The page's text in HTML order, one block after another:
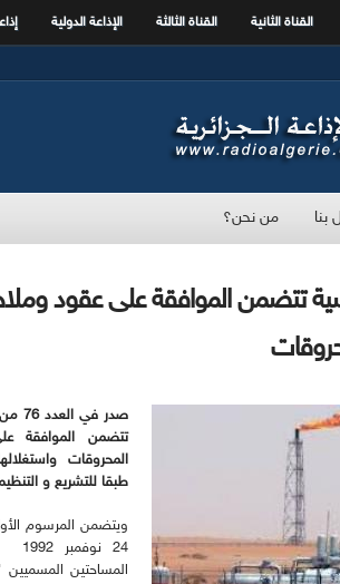
القناة الثانية القناة الثالثة الإذاعة الدولية
بنا من نحن؟
تتضمن الموافقة على عقود
تتضمن الموافقة
المحروقات
طبقا للتشريع و
ويتضمن المرسوم
المساحتين